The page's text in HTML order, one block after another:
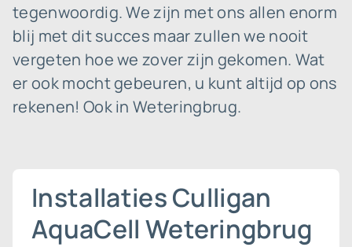
tegenwoordig. We zijn met ons allen enorm
blij met dit succes maar zullen we nooit
vergeten hoe we zover zijn gekomen. Wat
er ook mocht gebeuren, u kunt altijd op ons
rekenen! Ook in Weteringbrug.
Installaties Culligan
AquaCell Weteringbrug